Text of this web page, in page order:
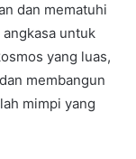
dan mematuhi
untuk
yang luas,
membangun
mimpi yang